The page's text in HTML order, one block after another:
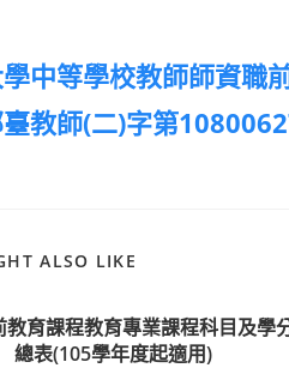
中等學校教師師資職
教師(二)字第
ALSO LIKE
教育課程教育專業課程科目及學
總表(105學年度起適用)